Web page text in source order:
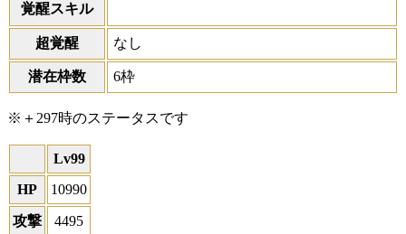
覚醒スキル
超覚醒 なし
潜在枠数 6枠
※＋297時のステータスです
Lv99
HP
10990
攻撃 4495